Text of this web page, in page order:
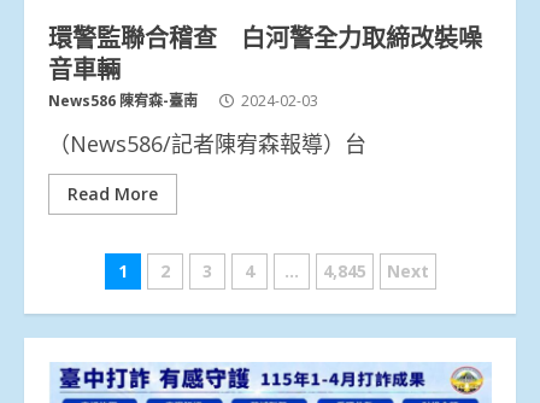
環警監聯合稽查 白河警全力取締改裝噪
音車輛
News586 陳宥森-臺南 2024-02-03
（News586/記者陳宥森報導）台
Read More
文
章
分
1 2 3 4 ... 4,845 Next